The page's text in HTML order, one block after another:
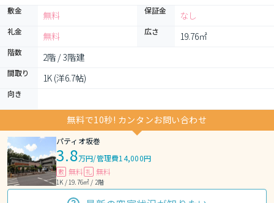
敷金 無料 保証金 なし
礼金 無料 広さ 19.76㎡
階数 2階 / 3階建
間取り 1K (洋6.7帖)
向き
無料で10秒! カンタンお問い合わせ
パティオ坂巻
3.8万円/管理費14,000円
敷 無料 礼 無料
1K / 19.76㎡ / 2階